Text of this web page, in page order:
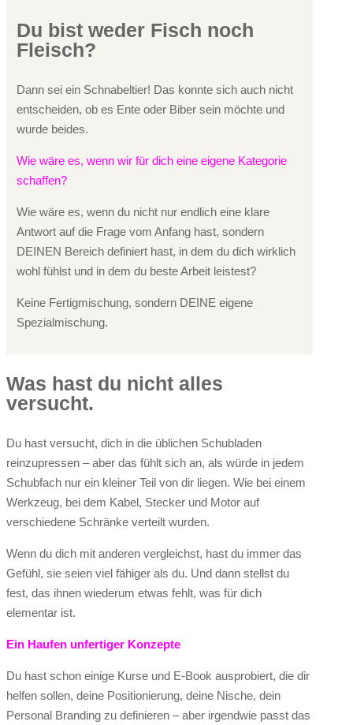
Du bist weder Fisch noch
Fleisch?
Dann sei ein Schnabeltier! Das konnte sich auch nicht
entscheiden, ob es Ente oder Biber sein möchte und
wurde beides.
Wie wäre es, wenn wir für dich eine eigene Kategorie
schaffen?
Wie wäre es, wenn du nicht nur endlich eine klare
Antwort auf die Frage vom Anfang hast, sondern
DEINEN Bereich definiert hast, in dem du dich wirklich
wohl fühlst und in dem du beste Arbeit leistest?
Keine Fertigmischung, sondern DEINE eigene
Spezialmischung.
Was hast du nicht alles
versucht.
Du hast versucht, dich in die üblichen Schubladen
reinzupressen – aber das fühlt sich an, als würde in jedem
Schubfach nur ein kleiner Teil von dir liegen. Wie bei einem
Werkzeug, bei dem Kabel, Stecker und Motor auf
verschiedene Schränke verteilt wurden.
Wenn du dich mit anderen vergleichst, hast du immer das
Gefühl, sie seien viel fähiger als du. Und dann stellst du
fest, das ihnen wiederum etwas fehlt, was für dich
elementar ist.
Ein Haufen unfertiger Konzepte
Du hast schon einige Kurse und E-Book ausprobiert, die dir
helfen sollen, deine Positionierung, deine Nische, dein
Personal Branding zu definieren – aber irgendwie passt das